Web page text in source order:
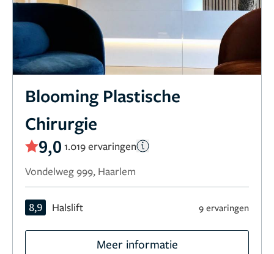
Blooming Plastische
Chirurgie
9,0 1.019 ervaringen
Vondelweg 999, Haarlem
8,9 Halslift 9 ervaringen
Meer informatie